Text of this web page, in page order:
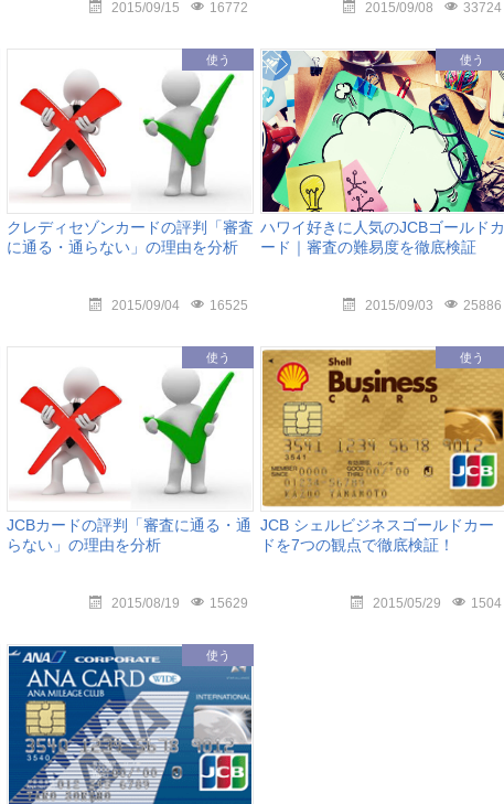
2015/09/15 16772 2015/09/08 33724
使う
クレディセゾンカードの評判「審査
に通る・通らない」の理由を分析
2015/09/04 16525
使う
ハワイ好きに人気のJCBゴールドカ
ード｜審査の難易度を徹底検証
2015/09/03 25886
使う
JCBカードの評判「審査に通る・通
らない」の理由を分析
2015/08/19 15629
使う
JCB シェルビジネスゴールドカー
ドを7つの観点で徹底検証！
2015/05/29 1504
使う